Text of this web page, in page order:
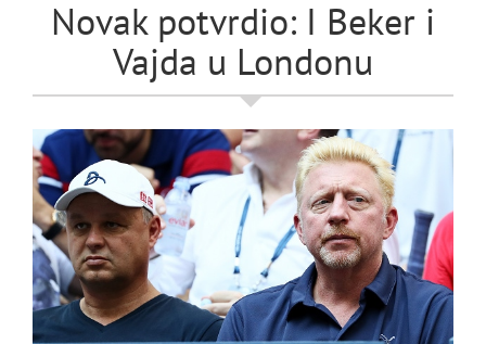
Novak potvrdio: I Beker i
Vajda u Londonu